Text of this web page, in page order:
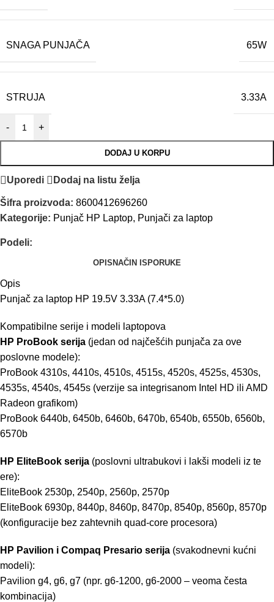
SNAGA PUNJAČA 65W
STRUJA 3.33A
- +
DODAJ U KORPU
Uporedi Dodaj na listu želja
Šifra proizvoda: 8600412696260
Kategorije: Punjač HP Laptop, Punjači za laptop
Podeli:
OPISNAČIN ISPORUKE
Opis
Punjač za laptop HP 19.5V 3.33A (7.4*5.0)
Kompatibilne serije i modeli laptopova
HP ProBook serija (jedan od najčešćih punjača za ove
poslovne modele):
ProBook 4310s, 4410s, 4510s, 4515s, 4520s, 4525s, 4530s,
4535s, 4540s, 4545s (verzije sa integrisanom Intel HD ili AMD
Radeon grafikom)
ProBook 6440b, 6450b, 6460b, 6470b, 6540b, 6550b, 6560b,
6570b
HP EliteBook serija (poslovni ultrabukovi i lakši modeli iz te
ere):
EliteBook 2530p, 2540p, 2560p, 2570p
EliteBook 6930p, 8440p, 8460p, 8470p, 8540p, 8560p, 8570p
(konfiguracije bez zahtevnih quad-core procesora)
HP Pavilion i Compaq Presario serija (svakodnevni kućni
modeli):
Pavilion g4, g6, g7 (npr. g6-1200, g6-2000 – veoma česta
kombinacija)